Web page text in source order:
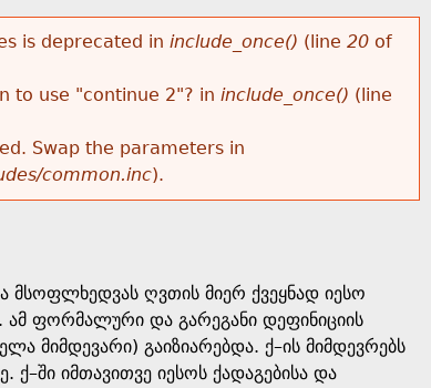
is deprecated in include_once() (line 20of
to use "continue 2"? in include_once() (line
Swap the parameters in
common.inc).
ღვთის მიერ ქვეყნად იესო
ფორმალური და გარეგანი დეფინიციის
მიმდევარი) გაიზიარებდა. ქ–ის მიმდევრებს
ქ–ში იმთავითვე იესოს ქადაგებისა და